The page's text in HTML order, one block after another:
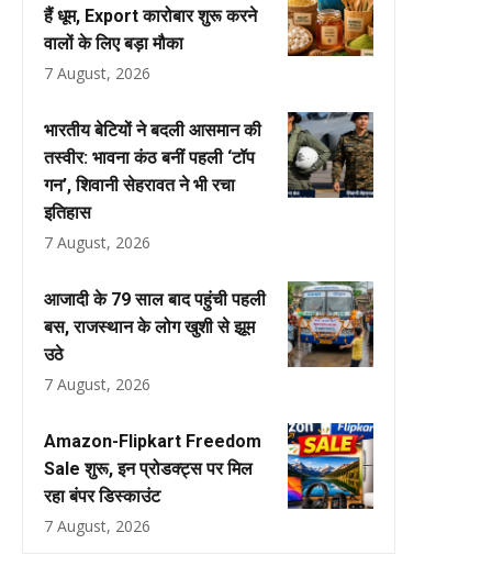
हैं धूम, Export कारोबार शुरू करने
वालों के लिए बड़ा मौका
7 August, 2026
भारतीय बेटियों ने बदली आसमान की
तस्वीर: भावना कंठ बनीं पहली ‘टॉप
गन’, शिवानी सेहरावत ने भी रचा
इतिहास
7 August, 2026
आजादी के 79 साल बाद पहुंची पहली
बस, राजस्थान के लोग खुशी से झूम
उठे
7 August, 2026
Amazon-Flipkart Freedom
Sale शुरू, इन प्रोडक्ट्स पर मिल
रहा बंपर डिस्काउंट
7 August, 2026